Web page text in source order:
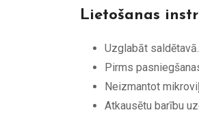
Lietošanas
Uzglabāt saldētavā.
Pirms
Neizmantot
Atkausētu barību